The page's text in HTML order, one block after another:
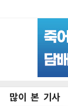
많이 본 기사